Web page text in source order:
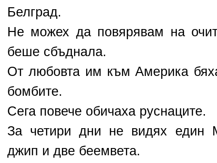
Белград.
Не можех да повярявам на
беше сбъднала.
От любовта им към Америка
бомбите.
Сега повече обичаха руснаците.
За четири дни не видях един
джип и две беемвета.